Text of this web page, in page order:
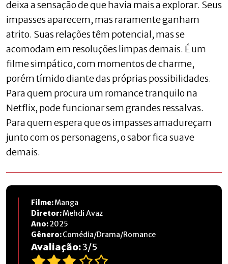
deixa a sensação de que havia mais a explorar. Seus
impasses aparecem, mas raramente ganham
atrito. Suas relações têm potencial, mas se
acomodam em resoluções limpas demais. É um
filme simpático, com momentos de charme,
porém tímido diante das próprias possibilidades.
Para quem procura um romance tranquilo na
Netflix, pode funcionar sem grandes ressalvas.
Para quem espera que os impasses amadureçam
junto com os personagens, o sabor fica suave
demais.
Filme:Manga
Diretor:Mehdi Avaz
Ano:2025
Gênero:Comédia/Drama/Romance
Avaliação:3/5